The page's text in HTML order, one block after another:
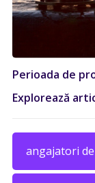
Perioada de
Explorează
angajatori